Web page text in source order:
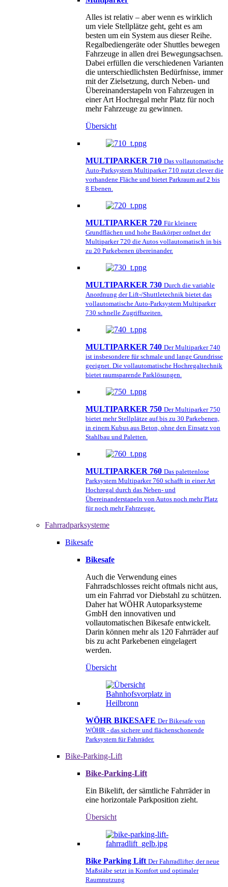
Alles ist relativ – aber wenn es wirklich
um viele Stellplätze geht, geht es am
besten um ein System aus dieser Reihe.
Regalbediengeräte oder Shuttles bewegen
Fahrzeuge in allen drei Bewegungsachsen.
Dabei erfüllen die verschiedenen Varianten
die unterschiedlichsten Bedürfnisse, immer
mit der Zielsetzung, durch Neben- und
Übereinanderstapeln von Fahrzeugen in
einer Art Hochregal mehr Platz für noch
mehr Fahrzeuge zu gewinnen.
Übersicht
MULTIPARKER 710 Das vollautomatische
Auto-Parksystem Multiparker 710 nutzt clever die
vorhandene Fläche und bietet Parkraum auf 2 bis
8 Ebenen.
MULTIPARKER 720 Für kleinere
Grundflächen und hohe Baukörper ordnet der
Multiparker 720 die Autos vollautomatisch in bis
zu 20 Parkebenen übereinander.
MULTIPARKER 730 Durch die variable
Anordnung der Lift-/Shuttletechnik bietet das
vollautomatische Auto-Parksystem Multiparker
730 schnelle Zugriffszeiten.
MULTIPARKER 740 Der Multiparker 740
ist insbesondere für schmale und lange Grundrisse
geeignet. Die vollautomatische Hochregaltechnik
bietet raumsparende Parklösungen.
MULTIPARKER 750 Der Multiparker 750
bietet mehr Stellplätze auf bis zu 30 Parkebenen,
in einem Kubus aus Beton, ohne den Einsatz von
Stahlbau und Paletten.
MULTIPARKER 760 Das palettenlose
Parksystem Multiparker 760 schafft in einer Art
Hochregal durch das Neben- und
Übereinanderstapeln von Autos noch mehr Platz
für noch mehr Fahrzeuge.
Fahrradparksysteme
Bikesafe
Bikesafe
Auch die Verwendung eines
Fahrradschlosses reicht oftmals nicht aus,
um ein Fahrrad vor Diebstahl zu schützen.
Daher hat WÖHR Autoparksysteme
GmbH den innovativen und
vollautomatischen Bikesafe entwickelt.
Darin können mehr als 120 Fahrräder auf
bis zu acht Parkebenen eingelagert
werden.
Übersicht
WÖHR BIKESAFE Der Bikesafe von
WÖHR - das sichere und flächenschonende
Parksystem für Fahrräder.
Bike-Parking-Lift
Bike-Parking-Lift
Ein Bikelift, der sämtliche Fahrräder in
eine horizontale Parkposition zieht.
Übersicht
Bike Parking Lift Der Fahrradlifter, der neue
Maßstäbe setzt in Komfort und optimaler
Raumnutzung